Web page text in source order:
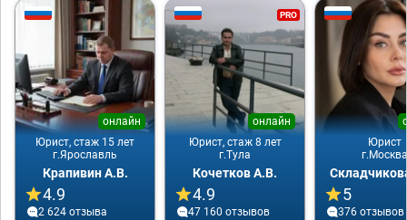
Юрист, стаж 15 лет
онлайн
г.Ярославль
Крапивин А.В.
4.9
2 624 отзывa
PRO
Юрист, стаж 8 лет
онлайн
г.Тула
Кочетков А.В.
4.9
47 160 отзывов
Юрист
г.Москва
5
376 отзывов